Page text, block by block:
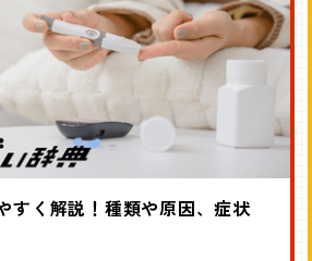
すく解説！種類や原因、症状